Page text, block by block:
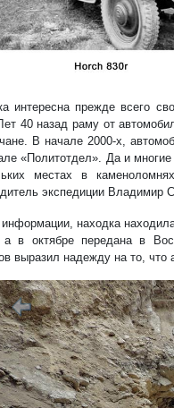
интересна прежде всего
40 назад раму от
В начале 2000-х,
«Политотдел». Да и
местах в
экспедиции Владимир
информации, находка
в октябре передана в
выразил надежду на то, что